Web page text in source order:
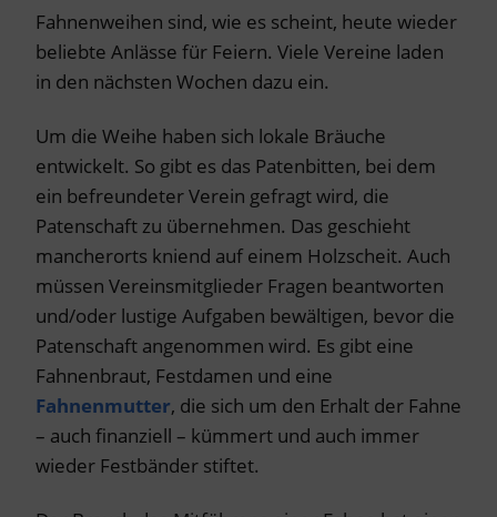
Fahnenweihen sind, wie es scheint, heute wieder
beliebte Anlässe für Feiern. Viele Vereine laden
in den nächsten Wochen dazu ein.
Um die Weihe haben sich lokale Bräuche
entwickelt. So gibt es das Patenbitten, bei dem
ein befreundeter Verein gefragt wird, die
Patenschaft zu übernehmen. Das geschieht
mancherorts kniend auf einem Holzscheit. Auch
müssen Vereinsmitglieder Fragen beantworten
und/oder lustige Aufgaben bewältigen, bevor die
Patenschaft angenommen wird. Es gibt eine
Fahnenbraut, Festdamen und eine
Fahnenmutter, die sich um den Erhalt der Fahne
– auch finanziell – kümmert und auch immer
wieder Festbänder stiftet.